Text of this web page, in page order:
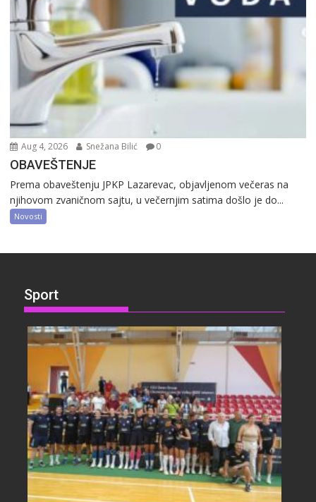
Aug 4, 2026 Snežana Bilić 0
OBAVEŠTENJE
Prema obaveštenju JPKP Lazarevac, objavljenom večeras na
njihovom zvaničnom sajtu, u večernjim satima došlo je do...
Novosti
Sport